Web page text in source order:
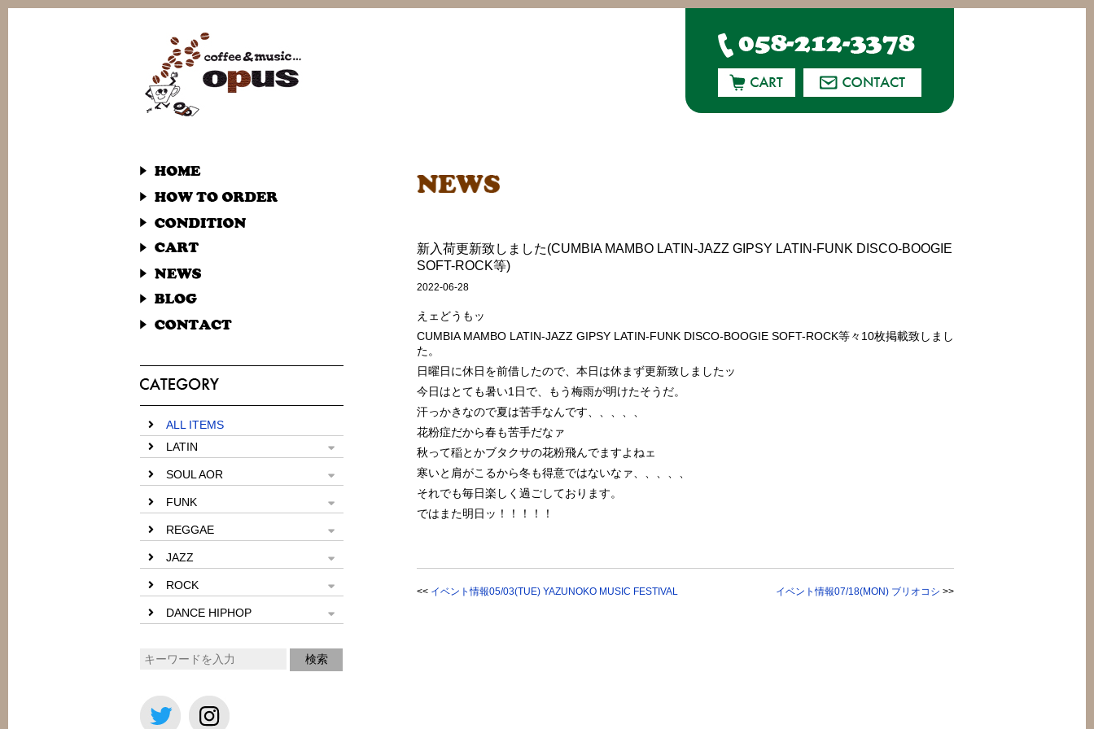
ALL ITEMS
LATIN
SOUL AOR
FUNK
REGGAE
JAZZ
ROCK
DANCE HIPHOP
新入荷更新致しました(CUMBIA MAMBO LATIN-JAZZ GIPSY LATIN-FUNK DISCO-BOOGIE
SOFT-ROCK等)
2022-06-28
えェどうもッ
CUMBIA MAMBO LATIN-JAZZ GIPSY LATIN-FUNK DISCO-BOOGIE SOFT-ROCK等々10枚掲載致しまし
た。
日曜日に休日を前借したので、本日は休まず更新致しましたッ
今日はとても暑い1日で、もう梅雨が明けたそうだ。
汗っかきなので夏は苦手なんです、、、、、
花粉症だから春も苦手だなァ
秋って稲とかブタクサの花粉飛んでますよねェ
寒いと肩がこるから冬も得意ではないなァ、、、、、
それでも毎日楽しく過ごしております。
ではまた明日ッ！！！！！
<< イベント情報05/03(TUE) YAZUNOKO MUSIC FESTIVAL イベント情報07/18(MON) ブリオコシ >>